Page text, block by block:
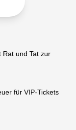
Rat und Tat zur
für VIP-Tickets